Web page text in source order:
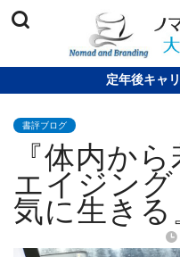
定年後キャ
書評ブログ
『体内か
エイジン
気に生きる